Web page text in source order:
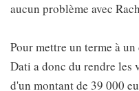
aucun problème avec
Pour mettre un terme à
Dati a donc du rendre les
d'un montant de 39 000